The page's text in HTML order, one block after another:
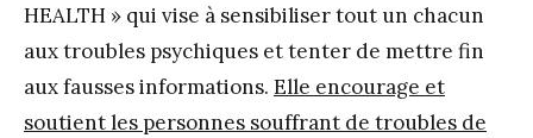
HEALTH » qui vise à sensibiliser tout un chacun
aux troubles psychiques et tenter de mettre fin
aux fausses informations. Elle encourage et
soutient les personnes souffrant de troubles de